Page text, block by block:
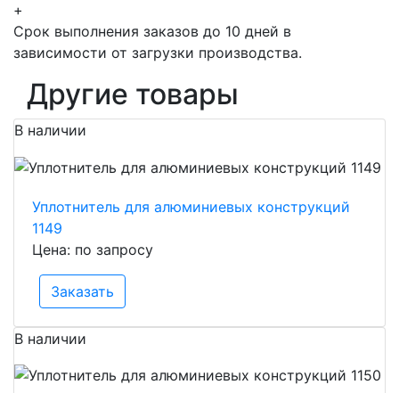
+
Срок выполнения заказов до 10 дней в
зависимости от загрузки производства.
Другие товары
В наличии
Уплотнитель для алюминиевых конструкций
1149
Цена: по запросу
Заказать
В наличии